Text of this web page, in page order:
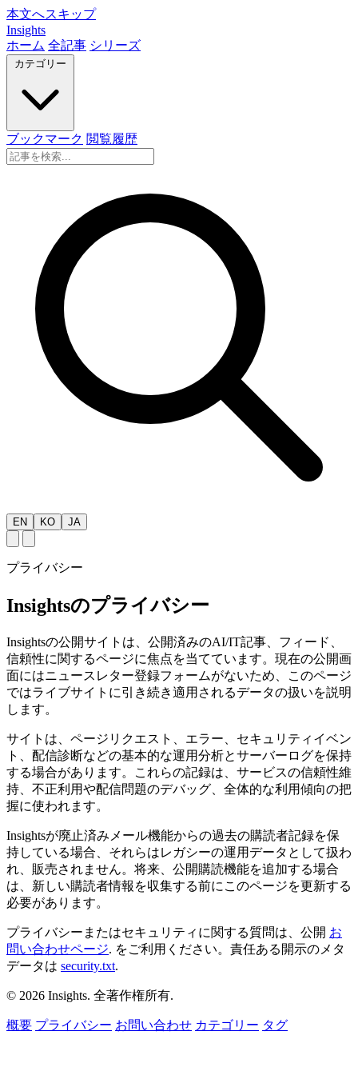
本文へスキップ
Insights
ホーム 全記事 シリーズ
ブックマーク 閲覧履歴
EN KO JA
プライバシー
Insightsのプライバシー
Insightsの公開サイトは、公開済みのAI/IT記事、フィード、
信頼性に関するページに焦点を当てています。現在の公開画
面にはニュースレター登録フォームがないため、このページ
ではライブサイトに引き続き適用されるデータの扱いを説明
します。
サイトは、ページリクエスト、エラー、セキュリティイベン
ト、配信診断などの基本的な運用分析とサーバーログを保持
する場合があります。これらの記録は、サービスの信頼性維
持、不正利用や配信問題のデバッグ、全体的な利用傾向の把
握に使われます。
Insightsが廃止済みメール機能からの過去の購読者記録を保
持している場合、それらはレガシーの運用データとして扱わ
れ、販売されません。将来、公開購読機能を追加する場合
は、新しい購読者情報を収集する前にこのページを更新する
必要があります。
プライバシーまたはセキュリティに関する質問は、公開 お
問い合わせページ. をご利用ください。責任ある開示のメタ
データは security.txt.
© 2026 Insights. 全著作権所有.
概要 プライバシー お問い合わせ カテゴリー タグ